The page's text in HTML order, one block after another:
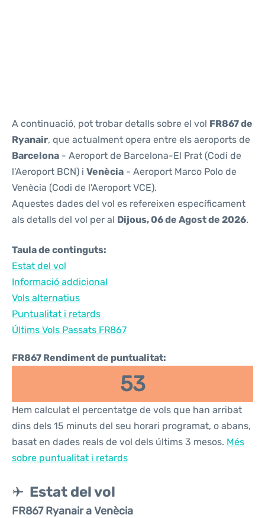
A continuació, pot trobar detalls sobre el vol FR867 de
Ryanair, que actualment opera entre els aeroports de
Barcelona - Aeroport de Barcelona-El Prat (Codi de
l'Aeroport BCN) i Venècia - Aeroport Marco Polo de
Venècia (Codi de l'Aeroport VCE).
Aquestes dades del vol es refereixen específicament
als detalls del vol per al Dijous, 06 de Agost de 2026.
Taula de continguts:
Estat del vol
Informació addicional
Vols alternatius
Puntualitat i retards
Últims Vols Passats FR867
FR867 Rendiment de puntualitat:
53
Hem calculat el percentatge de vols que han arribat
dins dels 15 minuts del seu horari programat, o abans,
basat en dades reals de vol dels últims 3 mesos. Més
sobre puntualitat i retards
Estat del vol
FR867 Ryanair a Venècia